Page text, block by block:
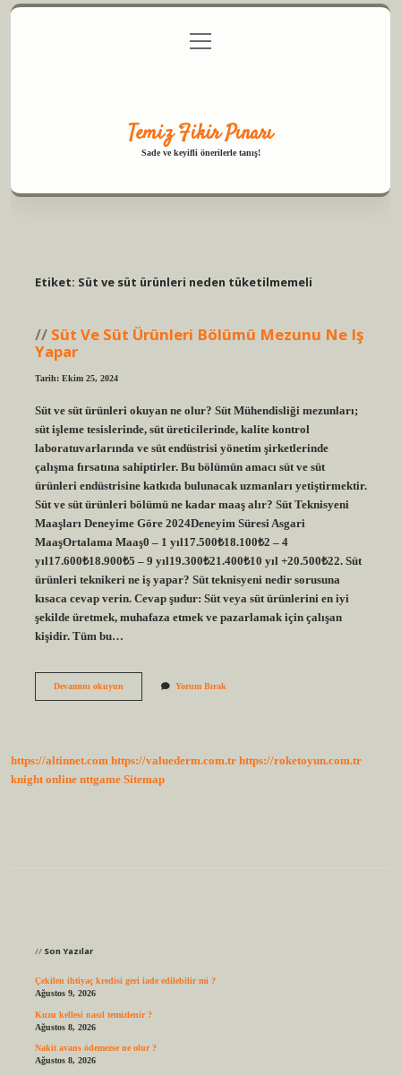
Gizlilik Politikası
menüyü
aç
Temiz Fikir Pınarı
Sade ve keyifli önerilerle tanış!
Etiket: Süt ve süt ürünleri neden tüketilmemeli
Süt Ve Süt Ürünleri Bölümü Mezunu Ne Iş
Yapar
Tarih: Ekim 25, 2024
Süt ve süt ürünleri okuyan ne olur? Süt Mühendisliği mezunları;
süt işleme tesislerinde, süt üreticilerinde, kalite kontrol
laboratuvarlarında ve süt endüstrisi yönetim şirketlerinde
çalışma fırsatına sahiptirler. Bu bölümün amacı süt ve süt
ürünleri endüstrisine katkıda bulunacak uzmanları yetiştirmektir.
Süt ve süt ürünleri bölümü ne kadar maaş alır? Süt Teknisyeni
Maaşları Deneyime Göre 2024Deneyim Süresi Asgari
MaaşOrtalama Maaş0 – 1 yıl17.500₺18.100₺2 – 4
yıl17.600₺18.900₺5 – 9 yıl19.300₺21.400₺10 yıl +20.500₺22. Süt
ürünleri teknikeri ne iş yapar? Süt teknisyeni nedir sorusuna
kısaca cevap verin. Cevap şudur: Süt veya süt ürünlerini en iyi
şekilde üretmek, muhafaza etmek ve pazarlamak için çalışan
kişidir. Tüm bu…
Devamını okuyunSüt
Ne
Yapar
Yorum Bırak
https://altinnet.com https://valuederm.com.tr https://roketoyun.com.tr
knight online nttgame Sitemap
Son Yazılar
Çekilen ihtiyaç kredisi geri iade edilebilir mi ?
Ağustos 9, 2026
Kuzu kellesi nasıl temizlenir ?
Ağustos 8, 2026
Nakit avans ödemezse ne olur ?
Ağustos 8, 2026